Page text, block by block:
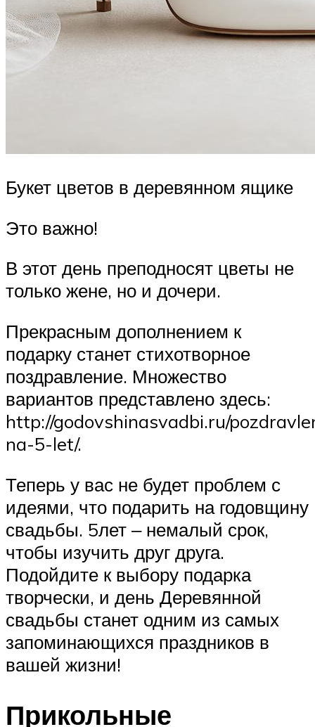
Букет цветов в деревянном ящике
Это важно!
В этот день преподносят цветы не
только жене, но и дочери.
Прекрасным дополнением к
подарку станет стихотворное
поздравление. Множество
вариантов представлено здесь:
http://godovshinasvadbi.ru/
na-5-let/.
Теперь у вас не будет проблем с
идеями, что подарить на годовщину
свадьбы. 5лет ‒ немалый срок,
чтобы изучить друг друга.
Подойдите к выбору подарка
творчески, и день Деревянной
свадьбы станет одним из самых
запоминающихся праздников в
вашей жизни!
Прикольные